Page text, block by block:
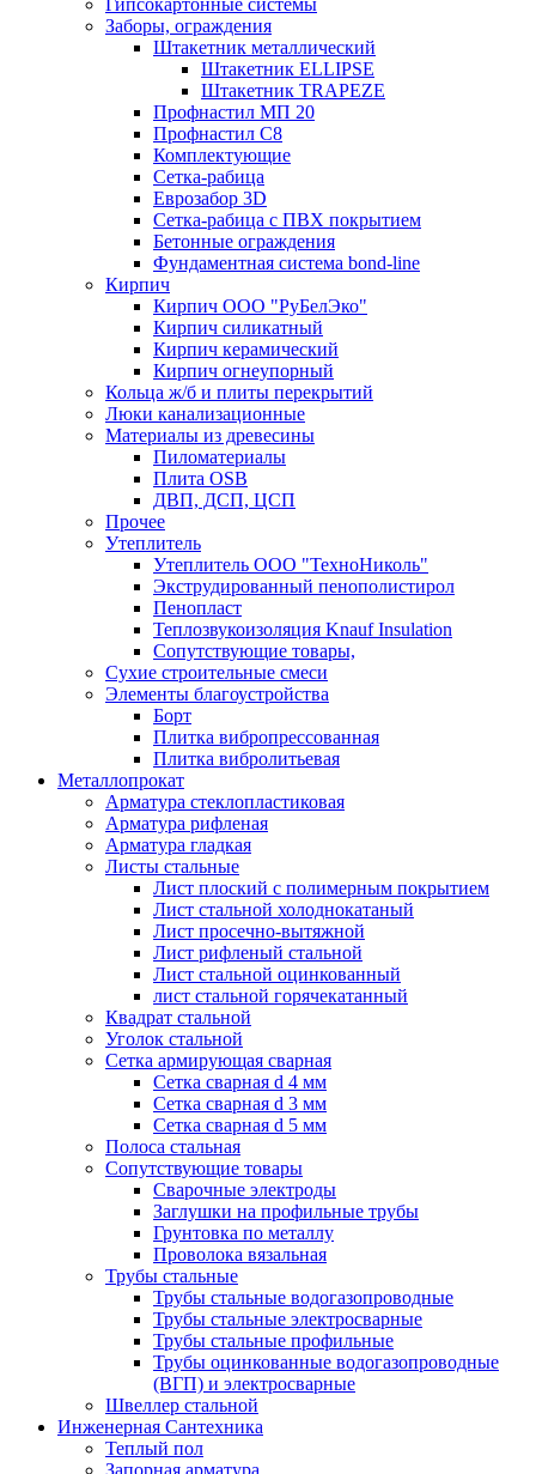
Заборы, ограждения
Штакетник металлический
Штакетник ELLIPSE
Штакетник TRAPEZE
Профнастил МП 20
Профнастил С8
Комплектующие
Сетка-рабица
Еврозабор 3D
Сетка-рабица с ПВХ покрытием
Бетонные ограждения
Фундаментная система bond-line
Кирпич
Кирпич ООО "РуБелЭко"
Кирпич силикатный
Кирпич керамический
Кирпич огнеупорный
Кольца ж/б и плиты перекрытий
Люки канализационные
Материалы из древесины
Пиломатериалы
Плита OSB
ДВП, ДСП, ЦСП
Прочее
Утеплитель
Утеплитель ООО "ТехноНиколь"
Экструдированный пенополистирол
Пенопласт
Теплозвукоизоляция Knauf Insulation
Сопутствующие товары,
Сухие строительные смеси
Элементы благоустройства
Борт
Плитка вибропрессованная
Плитка вибролитьевая
Металлопрокат
Арматура стеклопластиковая
Арматура рифленая
Арматура гладкая
Листы стальные
Лист плоский с полимерным покрытием
Лист стальной холоднокатаный
Лист просечно-вытяжной
Лист рифленый стальной
Лист стальной оцинкованный
лист стальной горячекатанный
Квадрат стальной
Уголок стальной
Сетка армирующая сварная
Сетка сварная d 4 мм
Сетка сварная d 3 мм
Сетка сварная d 5 мм
Полоса стальная
Сопутствующие товары
Сварочные электроды
Заглушки на профильные трубы
Грунтовка по металлу
Проволока вязальная
Трубы стальные
Трубы стальные водогазопроводные
Трубы стальные электросварные
Трубы стальные профильные
Трубы оцинкованные водогазопроводные
(ВГП) и электросварные
Швеллер стальной
Инженерная Сантехника
Теплый пол
Запорная арматура